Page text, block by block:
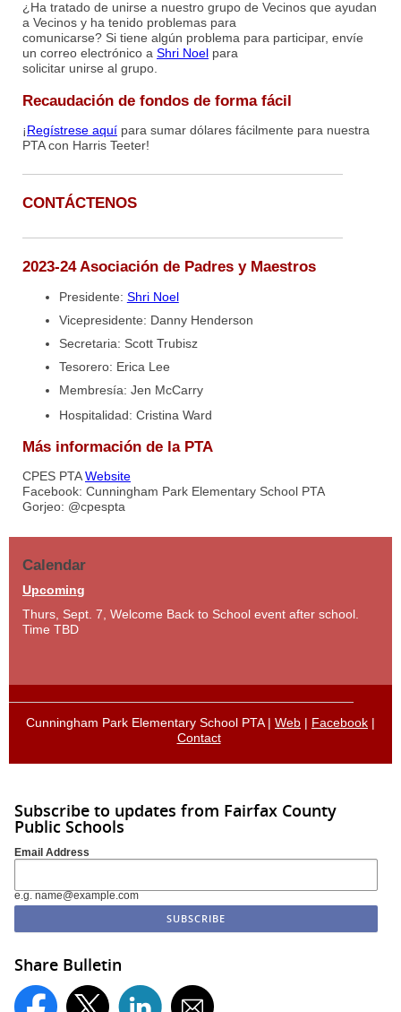
¿Ha tratado de unirse a nuestro grupo de Vecinos que ayudan
a Vecinos y ha tenido problemas para
comunicarse? Si tiene algún problema para participar, envíe
un correo electrónico a Shri Noel para
solicitar unirse al grupo.
Recaudación de fondos de forma fácil
¡ Regístrese aquí para sumar dólares fácilmente para nuestra
PTA con Harris Teeter!
CONTÁCTENOS
2023-24 Asociación de Padres y Maestros
Presidente: Shri Noel
Vicepresidente: Danny Henderson
Secretaria: Scott Trubisz
Tesorero: Erica Lee
Membresía: Jen McCarry
Hospitalidad: Cristina Ward
Más información de la PTA
CPES PTAWebsite
Facebook: Cunningham Park Elementary School PTA
Gorjeo: @cpespta
Calendar
Upcoming
Thurs, Sept. 7, Welcome Back to School event after school.
Time TBD
Cunningham Park Elementary School PTA | Web Facebook
Contact
Subscribe to updates from Fairfax County
Public Schools
Email Address
e.g. name@example.com
Share Bulletin